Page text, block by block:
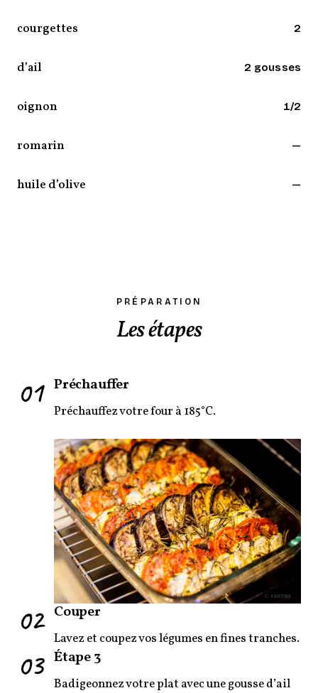
courgettes 2
d’ail 2 gousses
oignon 1/2
romarin —
huile d’olive —
PRÉPARATION
Les étapes
01 Préchauffer
Préchauffez votre four à 185°C.
02 Couper
Lavez et coupez vos légumes en fines tranches.
03 Étape 3
Badigeonnez votre plat avec une gousse d’ail